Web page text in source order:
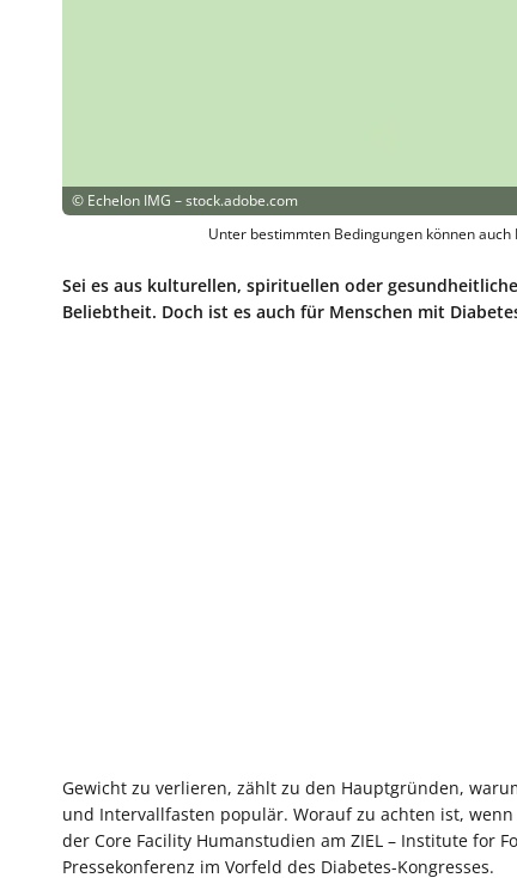
© Echelon IMG – stock.adobe.com
Unter bestimmten Bedingungen können
Sei es aus kulturellen, spirituellen oder
Beliebtheit. Doch ist es auch für Menschen mit
Gewicht zu verlieren, zählt zu den Hauptgründen,
und Intervallfasten populär. Worauf zu achten ist,
der Core Facility Humanstudien am ZIEL – Institute for
Pressekonferenz im Vorfeld des Diabetes-Kongresses.